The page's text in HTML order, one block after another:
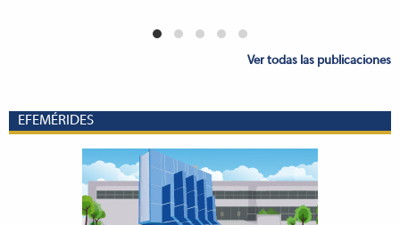
Ver todas las publicaciones
EFEMÉRIDES